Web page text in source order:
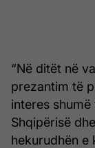
“Në ditët në
prezantim të
interes
Shqipërisë
hekurudhën e